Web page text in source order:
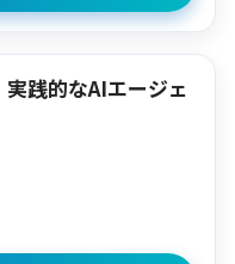
践的なAIエージェ